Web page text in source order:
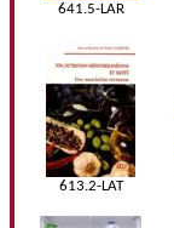
641.5-LAR
613.2-LAT